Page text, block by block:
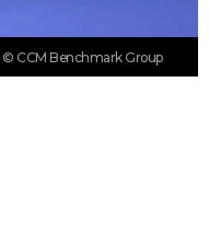
© CCM Benchmark Group